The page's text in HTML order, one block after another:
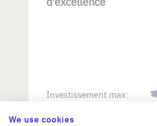
Investissement max:
We use cookies